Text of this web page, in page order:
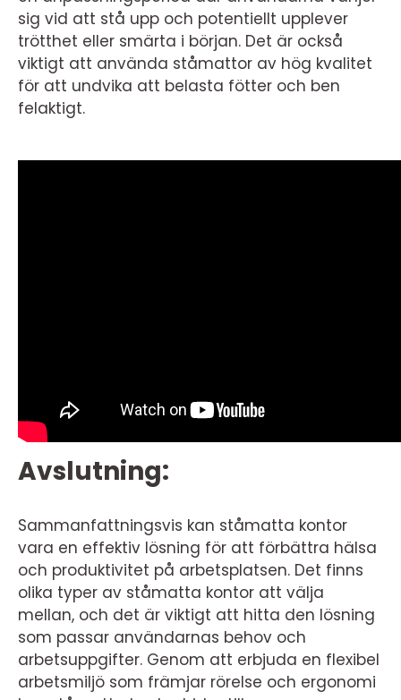
sig vid att stå upp och potentiellt upplever
trötthet eller smärta i början. Det är också
viktigt att använda ståmattor av hög kvalitet
för att undvika att belasta fötter och ben
felaktigt.
Avslutning:
Sammanfattningsvis kan ståmatta kontor
vara en effektiv lösning för att förbättra hälsa
och produktivitet på arbetsplatsen. Det finns
olika typer av ståmatta kontor att välja
mellan, och det är viktigt att hitta den lösning
som passar användarnas behov och
arbetsuppgifter. Genom att erbjuda en flexibel
arbetsmiljö som främjar rörelse och ergonomi